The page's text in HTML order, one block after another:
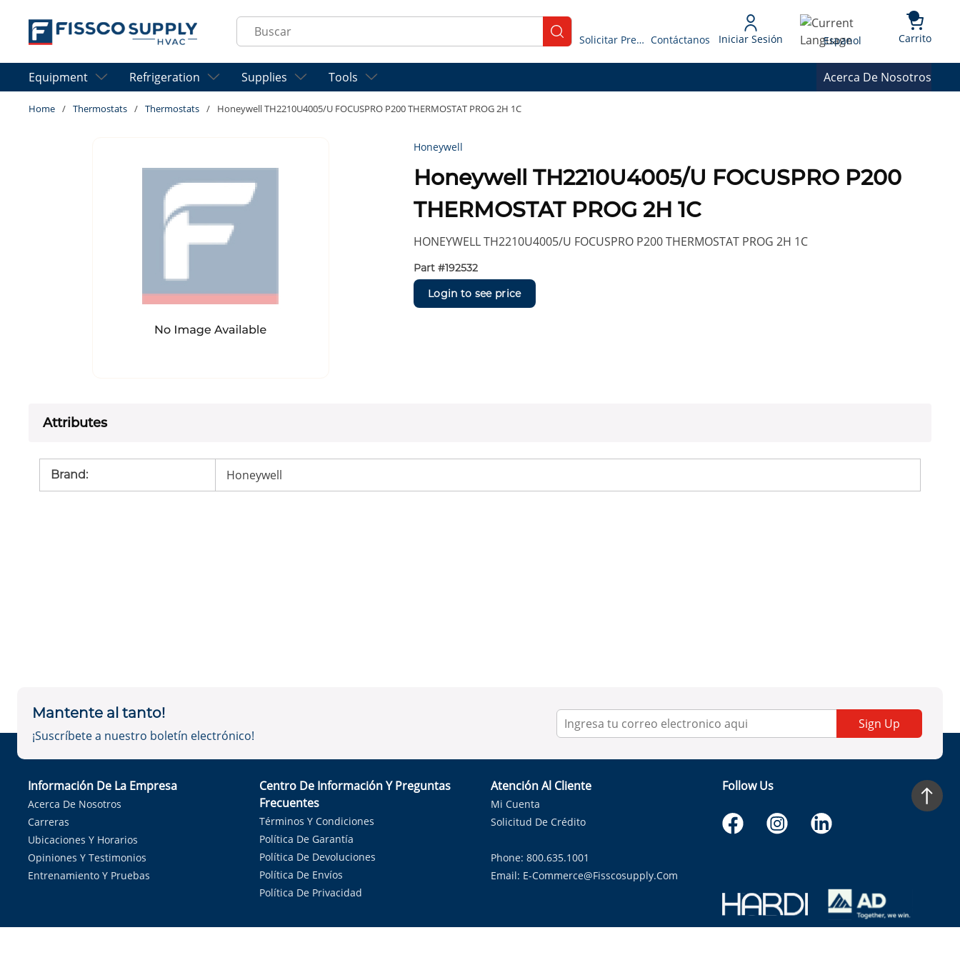
Skip to main content
Site Search
submit search
Solicitar Presupuesto Contáctanos Iniciar Sesión Language
Espanol Carrito{0}
Equipment Refrigeration Supplies Tools Acerca De Nosotros
Home / Thermostats / Thermostats / Honeywell TH2210U4005/U FOCUSPRO P200 THERMOSTAT PROG 2H 1C
Honeywell
Honeywell TH2210U4005/U FOCUSPRO P200
THERMOSTAT PROG 2H 1C
HONEYWELL TH2210U4005/U FOCUSPRO P200 THERMOSTAT PROG 2H 1C
Part #192532
Login to see price
Attributes
Brand: Honeywell
Mantente al tanto!
¡Suscríbete a nuestro boletín electrónico!
Sign Up
Información De La Empresa
Acerca De Nosotros
Carreras
Ubicaciones Y Horarios
Opiniones Y Testimonios
Entrenamiento Y Pruebas
Centro De Información Y Preguntas
Frecuentes
Términos Y Condiciones
Política De Garantía
Política De Devoluciones
Política De Envíos
Política De Privacidad
Atención Al Cliente
Mi Cuenta
Solicitud De Crédito
Phone: 800.635.1001
Email: E-Commerce@fisscosupply.com
Follow Us